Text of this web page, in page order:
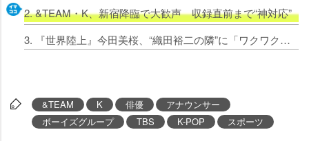
2. &TEAM・K、新宿降臨で大歓声 収録直前まで“神対応” “
3. 『世界陸上』今田美桜、“織田裕二の隣”に「ワクワク」 観客「うらやましいぞ！」
&TEAM K 俳優
アナウンサー
ボーイズグループ
TBS K-POP スポーツ